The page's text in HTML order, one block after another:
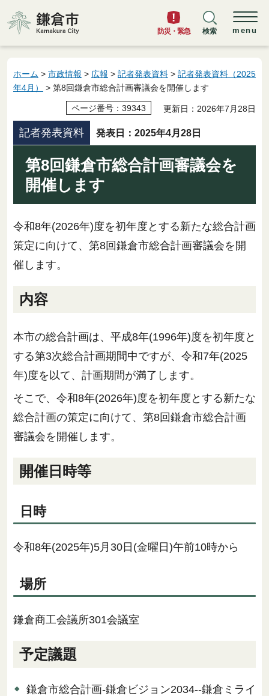
鎌倉市
防災・緊急 検索 menu
ホーム > 市政情報 > 広報 > 記者発表資料 > 記者発表資料（2025
年4月）
> 第8回鎌倉市総合計画審議会を開催します
ページ番号：39343 更新日：2026年7月28日
記者発表資料 発表日：2025年4月28日
第8回鎌倉市総合計画審議会を
開催します
令和8年(2026年)度を初年度とする新たな総合計画
策定に向けて、第8回鎌倉市総合計画審議会を開
催します。
内容
本市の総合計画は、平成8年(1996年)度を初年度と
する第3次総合計画期間中ですが、令和7年(2025
年)度を以て、計画期間が満了します。
そこで、令和8年(2026年)度を初年度とする新たな
総合計画の策定に向けて、第8回鎌倉市総合計画
審議会を開催します。
開催日時等
日時
令和8年(2025年)5月30日(金曜日)午前10時から
場所
鎌倉商工会議所301会議室
予定議題
鎌倉市総合計画-鎌倉ビジョン2034--鎌倉ミライ